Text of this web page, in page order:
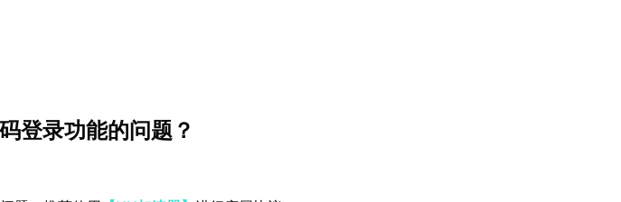
登录功能的问题？